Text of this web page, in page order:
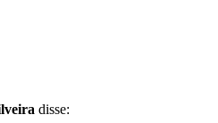
disse: